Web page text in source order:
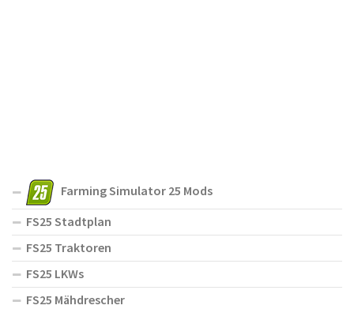
Farming Simulator 25 Mods
FS25 Stadtplan
FS25 Traktoren
FS25 LKWs
FS25 Mähdrescher